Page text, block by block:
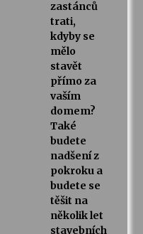
zastánců
trati,
kdyby se
mělo
stavět
přímo za
vaším
domem?
Také
budete
nadšení z
pokroku a
budete se
těšit na
několik let
stavebních